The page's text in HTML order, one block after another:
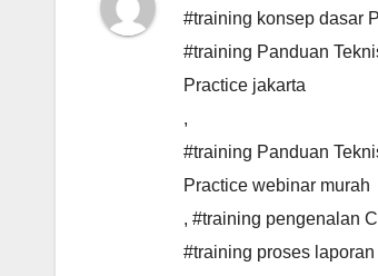
#training konsep dasar
#training Panduan
Practice jakarta
,
#training Panduan
Practice webinar murah
, #training pengenalan
#training proses